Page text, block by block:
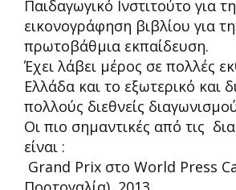
Παιδαγωγικό Ινστιτούτο για
εικονογράφηση βιβλίου για
πρωτοβάθμια εκπαίδευση.
Έχει λάβει μέρος σε πολλές
Ελλάδα και το εξωτερικό και
πολλούς διεθνείς
Οι πιο σημαντικές από τις
είναι :
Grand Prix στο World Press